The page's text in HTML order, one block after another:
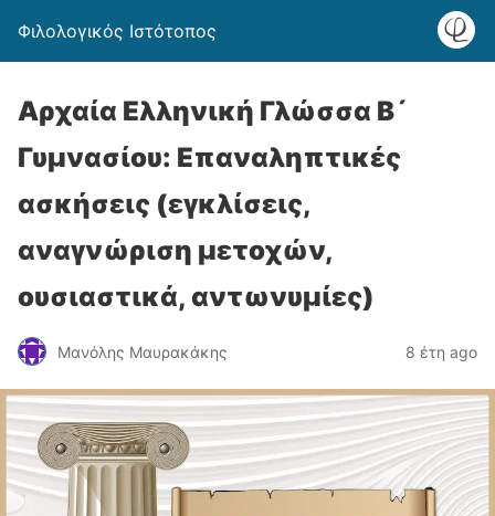
Φιλολογικός Ιστότοπος
Αρχαία Ελληνική Γλώσσα Β´
Γυμνασίου: Επαναληπτικές
ασκήσεις (εγκλίσεις,
αναγνώριση μετοχών,
ουσιαστικά, αντωνυμίες)
Μανόλης Μαυρακάκης 8 έτη ago